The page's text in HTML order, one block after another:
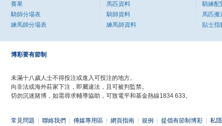
賽果
騎師分場表
練馬師分場表
馬匹資料
騎師資料
練馬師資料
騎練配
馬匹搬
貼士指
博彩要有節制
未滿十八歲人士不得投注或進入可投注的地方。
向非法或海外莊家下注，即屬違法，且可被判監禁。
切勿沉迷賭博，如需尋求輔導協助，可致電平和基金熱線1834 633。
常見問題 聯絡我們 傳媒專用區 網頁指南 規例 提倡有節制博彩 私